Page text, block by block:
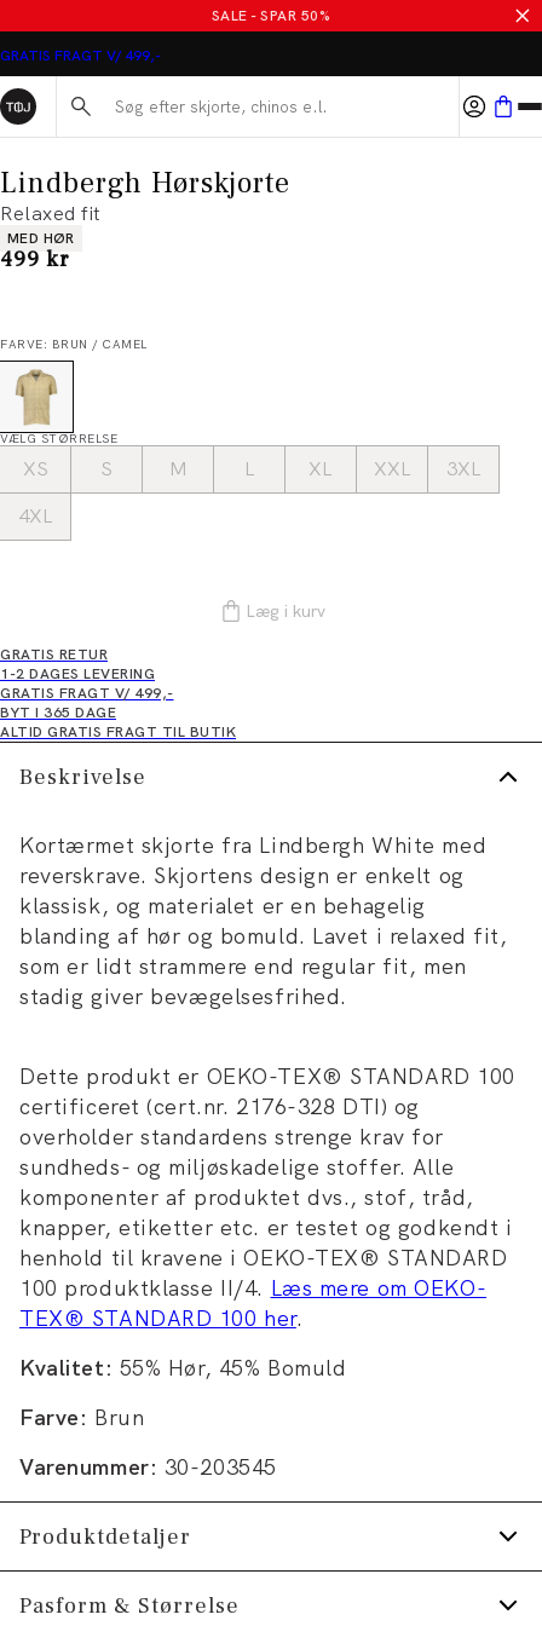
SALE - SPAR 50%
GRATIS FRAGT V/ 499,-
Søg her...
Lindbergh Hørskjorte
Relaxed fit
Produkt egenskaber
MED HØR
I alt (inkl. rabat)
499 kr
FARVE: BRUN / CAMEL
VÆLG STØRRELSE
XS S M L XL XXL
3XL
4XL
Læg i kurv
GRATIS RETUR
1-2 DAGES LEVERING
GRATIS FRAGT V/ 499,-
BYT I 365 DAGE
ALTID GRATIS FRAGT TIL BUTIK
Beskrivelse
Kortærmet skjorte fra Lindbergh White med
reverskrave. Skjortens design er enkelt og
klassisk, og materialet er en behagelig
blanding af hør og bomuld. Lavet i relaxed fit,
som er lidt strammere end regular fit, men
stadig giver bevægelsesfrihed.
Dette produkt er OEKO-TEX® STANDARD 100
certificeret (cert.nr. 2176-328 DTI) og
overholder standardens strenge krav for
sundheds- og miljøskadelige stoffer. Alle
komponenter af produktet dvs., stof, tråd,
knapper, etiketter etc. er testet og godkendt i
henhold til kravene i OEKO-TEX® STANDARD
100 produktklasse II/4. Læs mere om OEKO-
TEX® STANDARD 100 her.
Kvalitet: 55% Hør, 45% Bomuld
Farve: Brun
Varenummer: 30-203545
Produktdetaljer
Logomærke nederst på venstre side.
Pasform & Størrelse